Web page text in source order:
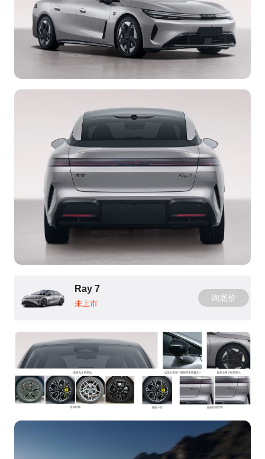
Ray 7
未上市
询底价